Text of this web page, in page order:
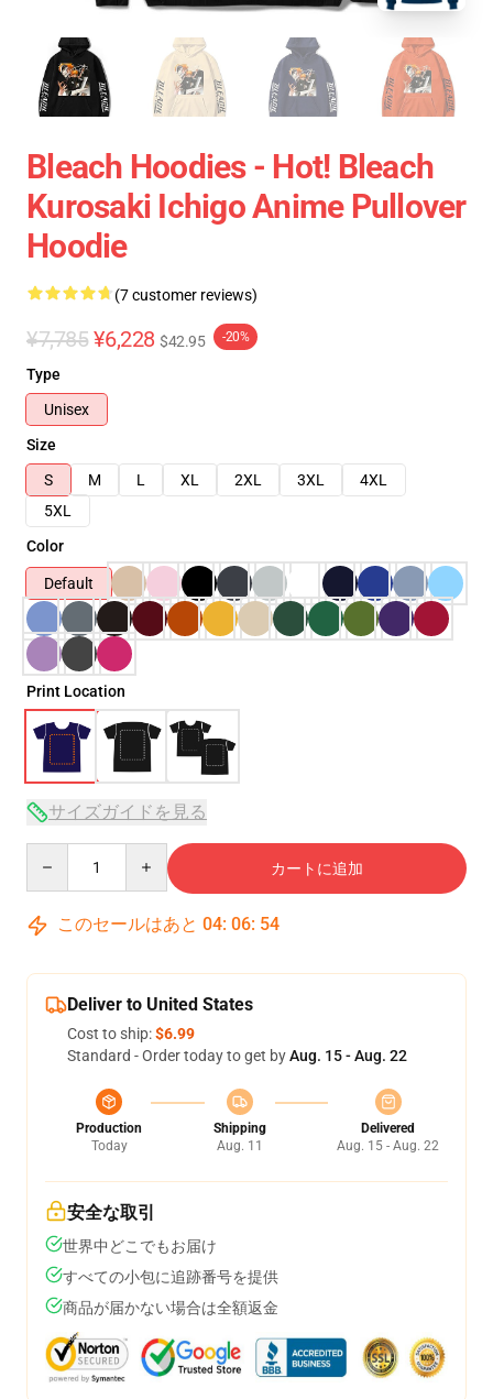
Bleach Hoodies - Hot! Bleach
Kurosaki Ichigo Anime Pullover
Hoodie
(7 customer reviews)
¥7,785 ¥6,228 $42.95 -20%
Type
Unisex
Size
S
M L XL 2XL 3XL
4XL
5XL
Color
Default
Print Location
サイズガイドを見る
カートに追加
このセールはあと 04: 06: 54
Deliver to United States
Cost to ship:$6.99
Standard - Order today to get byAug. 15 - Aug. 22
Production
Today
Shipping
Aug. 11
Delivered
Aug. 15 - Aug. 22
安全な取引
世界中どこでもお届け
すべての小包に追跡番号を提供
商品が届かない場合は全額返金